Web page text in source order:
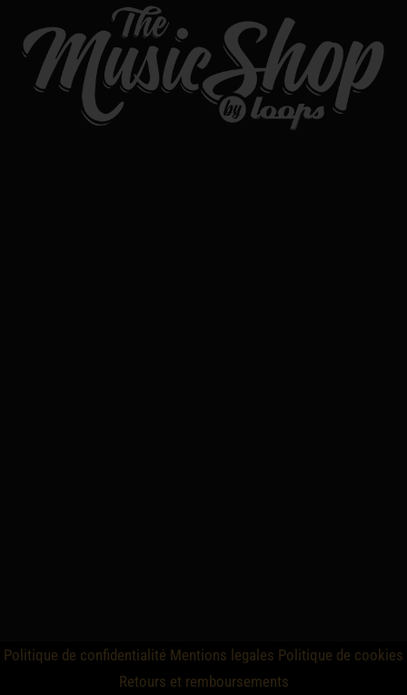
Politique de confidentialité Mentions legales Politique de cookies
Retours et remboursements